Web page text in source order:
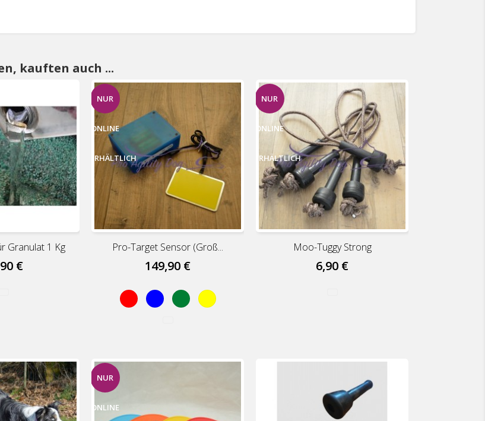
kauften auch ...
Granulat 1 Kg
€
NUR
ONLINE
ERHÄLTLICH
Pro-Target Sensor (Groß...
149,90 €
Red Blue Green Gelb
NUR
ONLINE
ERHÄLTLICH
Moo-Tuggy Strong
6,90 €
NUR
ONLINE